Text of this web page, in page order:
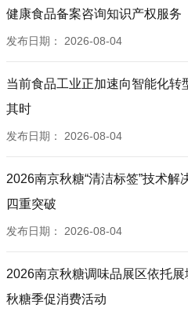
健康食品备案咨询知识产权服务
发布日期： 2026-08-04
当前食品工业正加速向智能化转
其时
发布日期： 2026-08-04
2026南京秋糖“清洁标签”技术
四重突破
发布日期： 2026-08-04
2026南京秋糖调味品展区依托
秋糖季促消费活动